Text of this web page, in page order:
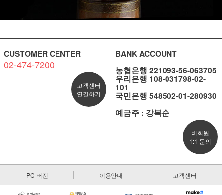
CUSTOMER CENTER
02-474-7200
고객센터
연결하기
BANK ACCOUNT
농협은행 221093-56-063705
우리은행 108-031798-02-
101
국민은행 548502-01-280930
예금주 : 강복순
비회원
1:1 문의
PC 버전 이용안내 고객센터